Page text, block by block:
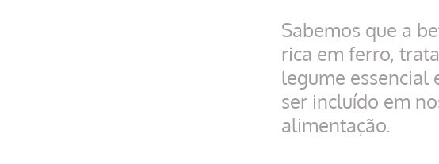
Sabemos que a
rica em ferro,
legume essencial
ser incluído em
alimentação.